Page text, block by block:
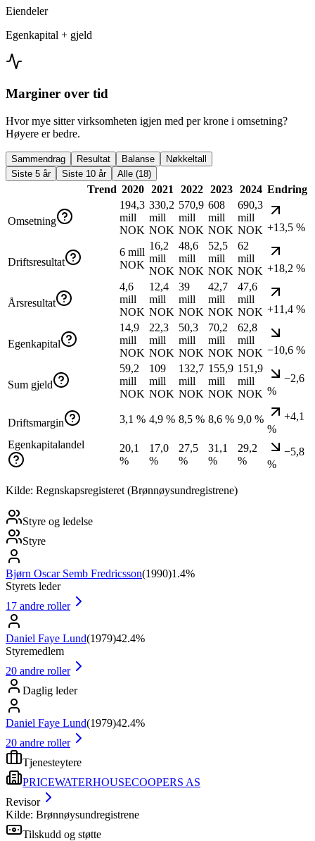
Eiendeler
Egenkapital + gjeld
Marginer over tid
Hvor mye sitter virksomheten igjen med per krone i omsetning?
Høyere er bedre.
Sammendrag Resultat Balanse
Nøkkeltall
Siste 5 år
Siste 10 år Alle (18)
Trend 2020 2021 2022 2023 2024 Endring
Omsetning
194,3
mill
NOK
330,2
mill
NOK
570,9
mill
NOK
608
mill
NOK
690,3
mill
NOK +13,5 %
Driftsresultat
6 mill
NOK
16,2
mill
NOK
48,6
mill
NOK
52,5
mill
NOK
62
mill
NOK +18,2 %
Årsresultat
4,6
mill
NOK
12,4
mill
NOK
39
mill
NOK
42,7
mill
NOK
47,6
mill
NOK +11,4 %
Egenkapital
14,9
mill
NOK
22,3
mill
NOK
50,3
mill
NOK
70,2
mill
NOK
62,8
mill
NOK −10,6 %
Sum gjeld
59,2
mill
NOK
109
mill
NOK
132,7
mill
NOK
155,9
mill
NOK
151,9
mill
NOK
−2,6
%
Driftsmargin 3,1 % 4,9 % 8,5 % 8,6 % 9,0 %
+4,1
%
Egenkapitalandel
20,1
%
17,0
%
27,5
%
31,1
%
29,2
%
−5,8
%
Kilde: Regnskapsregisteret (Brønnøysundregistrene)
Styre og ledelse
Styre
Bjørn Oscar Semb Fredricsson(1990)1.4%
Styrets leder
17 andre roller
Daniel Faye Lund(1979)42.4%
Styremedlem
20 andre roller
Daglig leder
Daniel Faye Lund(1979)42.4%
20 andre roller
Tjenesteytere
PRICEWATERHOUSECOOPERS AS
Revisor
Kilde: Brønnøysundregistrene
Tilskudd og støtte